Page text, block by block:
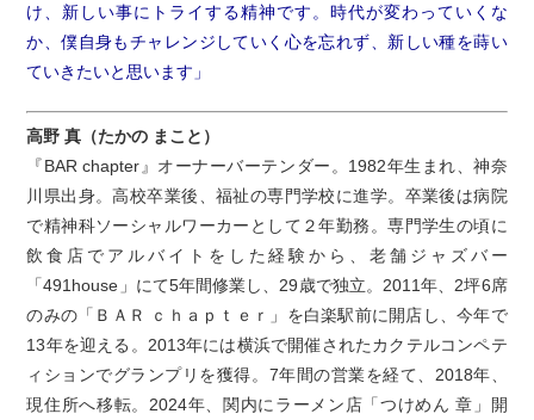
け、新しい事にトライする精神です。時代が変わっていくな
か、僕自身もチャレンジしていく心を忘れず、新しい種を蒔い
ていきたいと思います」
高野 真（たかの まこと）
『BAR chapter』オーナーバーテンダー。1982年生まれ、神奈
川県出身。高校卒業後、福祉の専門学校に進学。卒業後は病院
で精神科ソーシャルワーカーとして２年勤務。専門学生の頃に
飲食店でアルバイトをした経験から、老舗ジャズバー
「491house」にて5年間修業し、29歳で独立。2011年、2坪6席
のみの「ＢＡＲ ｃｈａｐｔｅｒ」を白楽駅前に開店し、今年で
13年を迎える。2013年には横浜で開催されたカクテルコンペテ
ィションでグランプリを獲得。7年間の営業を経て、2018年、
現住所へ移転。2024年、関内にラーメン店「つけめん 章」開